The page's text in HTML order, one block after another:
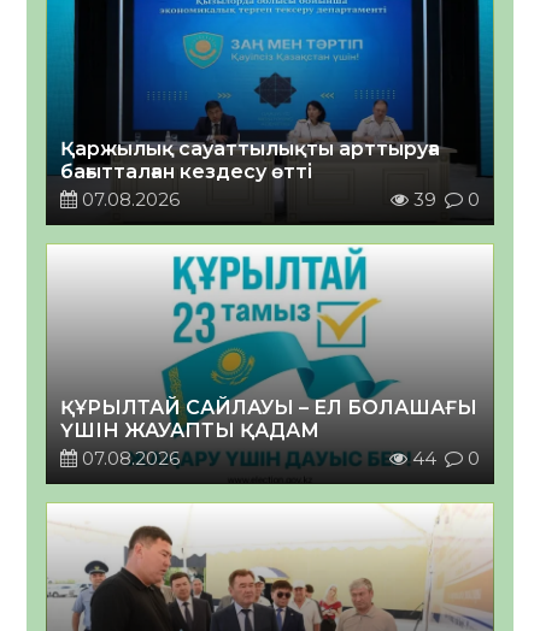
Қаржылық сауаттылықты арттыруға
бағытталған кездесу өтті
07.08.2026
39 0
ҚҰРЫЛТАЙ САЙЛАУЫ – ЕЛ БОЛАШАҒЫ
ҮШІН ЖАУАПТЫ ҚАДАМ
07.08.2026
44 0